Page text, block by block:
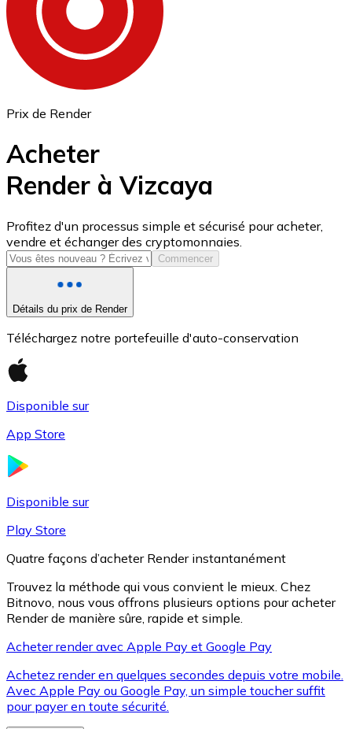
ETH
USD Coin
USDC
XRP
XRP
Prix de Render
Acheter
Render à Vizcaya
Profitez d'un processus simple et sécurisé pour acheter,
vendre et échanger des cryptomonnaies.
Commencer
Détails du prix de Render
Téléchargez notre portefeuille d'auto-conservation
Disponible sur
App Store
Disponible sur
Play Store
Quatre façons d’acheter Render instantanément
Trouvez la méthode qui vous convient le mieux. Chez
Bitnovo, nous vous offrons plusieurs options pour acheter
Render de manière sûre, rapide et simple.
Acheter render avec Apple Pay et Google Pay
Achetez render en quelques secondes depuis votre mobile.
Avec Apple Pay ou Google Pay, un simple toucher suffit
pour payer en toute sécurité.